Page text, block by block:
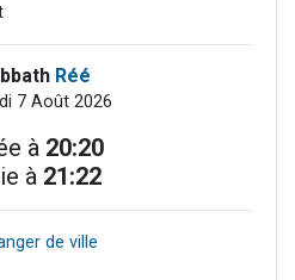
Réé
7 Août 2026
à 20:20
à 21:22
de ville